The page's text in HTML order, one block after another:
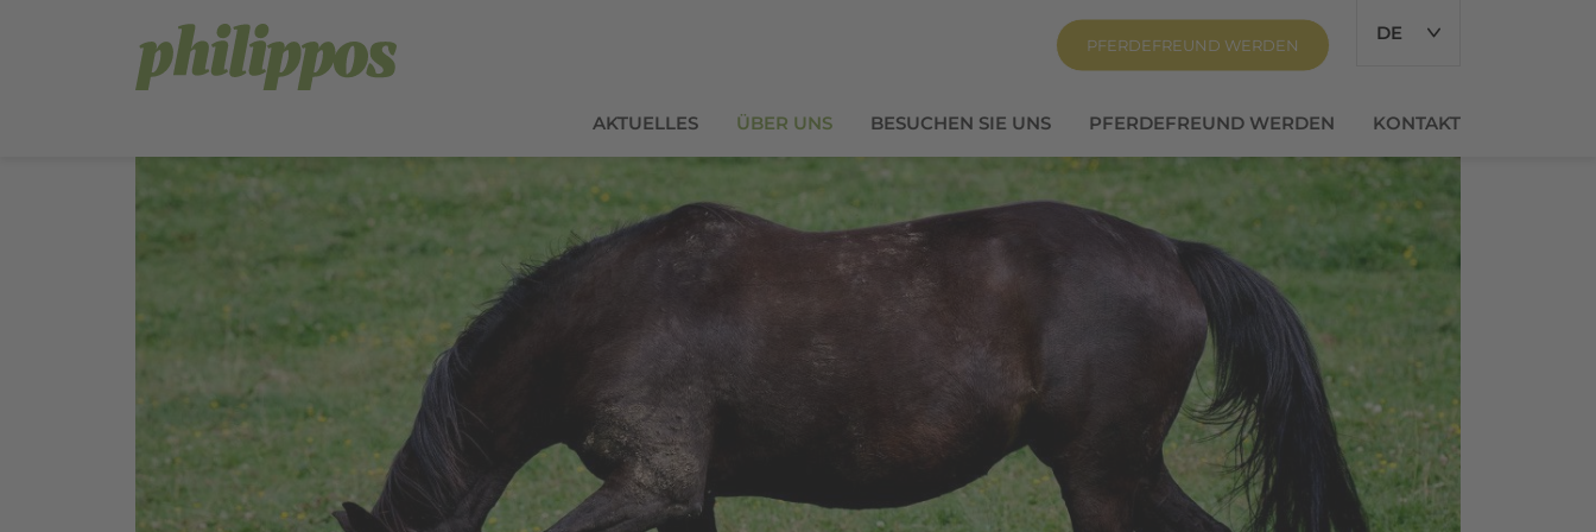
PFERDEFREUND WERDEN
DE
AKTUELLES ÜBER UNS BESUCHEN SIE UNS PFERDEFREUND WERDEN KONTAKT